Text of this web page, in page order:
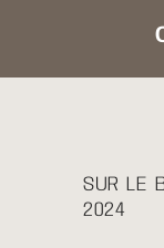
SUR LE
2024